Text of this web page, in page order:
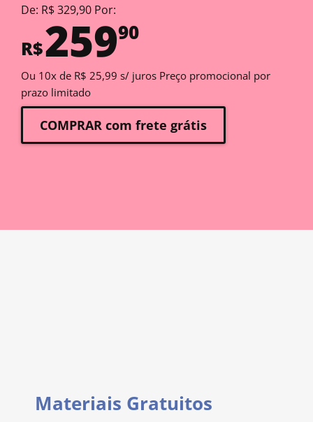
De: R$ 329,90 Por:
R$25990
Ou 10x de R$ 25,99 s/ juros Preço promocional por
prazo limitado
COMPRAR com frete grátis
Materiais Gratuitos